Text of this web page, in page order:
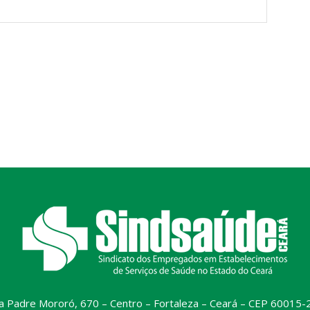
Padre Mororó, 670 – Centro – Fortaleza – Ceará – CEP 60015-